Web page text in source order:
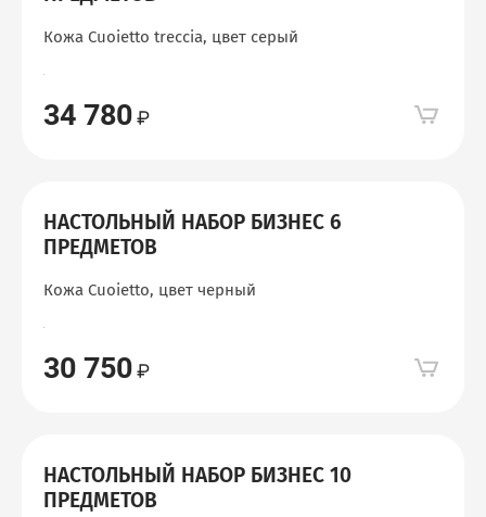
Кожа Cuoietto treccia, цвет серый
34 780
НАСТОЛЬНЫЙ НАБОР БИЗНЕС 6
ПРЕДМЕТОВ
Кожа Cuoietto, цвет черный
30 750
НАСТОЛЬНЫЙ НАБОР БИЗНЕС 10
ПРЕДМЕТОВ